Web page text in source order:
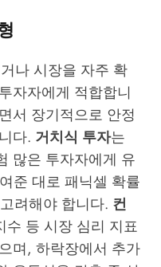
나 시장을 자주 확
자자에게 적합합니
서 장기적으로 안정
다. 거치식 투자는
많은 투자자에게 유
준 대로 패닉셀 확률
려해야 합니다. 컨
수 등 시장 심리 지표
며, 하락장에서 추가